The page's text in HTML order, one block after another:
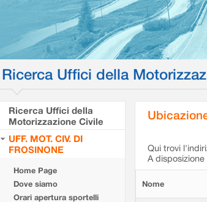
Ricerca Uffici della
Ricerca Uffici della
Motorizzazione Civile
UFF. MOT. CIV. DI
FROSINONE
Home Page
Dove siamo
Orari apertura sportelli
Qui trovi
A
Nome